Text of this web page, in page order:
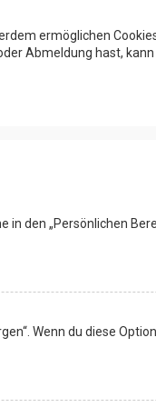
ermöglichen
Abmeldung hast,
den „Persönlichen
Wenn du diese